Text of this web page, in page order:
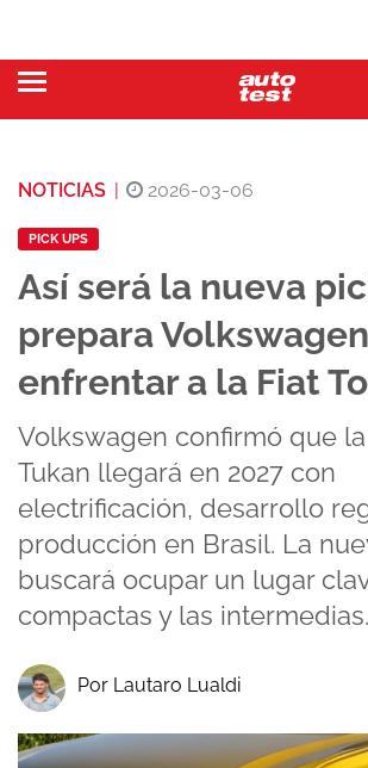
NOTICIAS | 2026-03-06
PICK UPS
Así será la nueva
prepara
enfrentar a la Fiat
Volkswagen confirmó que
Tukan llegará en 2027 con
electrificación, desarrollo
producción en Brasil. La
buscará ocupar un lugar
compactas y las intermedias.
Por Lautaro Lualdi